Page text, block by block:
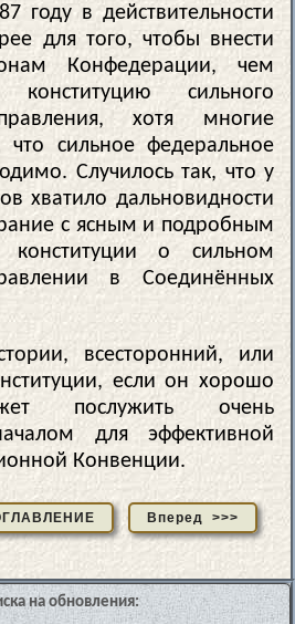
году в действительности
для того, чтобы внести
Конфедерации, чем
сильного
хотя многие
что сильное федеральное
Случилось так, что у
хватило дальновидности
с ясным и подробным
о сильном
в Соединённых
всесторонний, или
если он хорошо
послужить очень
для эффективной
Конвенции.
Вперед >>>
на обновления: